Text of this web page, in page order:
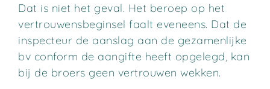
Dat is niet het geval. Het beroep op het
vertrouwensbeginsel faalt eveneens. Dat de
inspecteur de aanslag aan de gezamenlijke
bv conform de aangifte heeft opgelegd, kan
bij de broers geen vertrouwen wekken.